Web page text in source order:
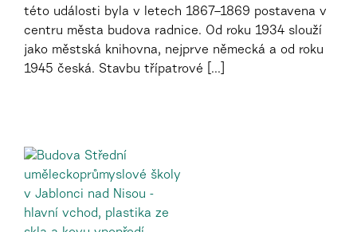
této události byla v letech 1867–1869 postavena v
centru města budova radnice. Od roku 1934 slouží
jako městská knihovna, nejprve německá a od roku
1945 česká. Stavbu třípatrové [...]